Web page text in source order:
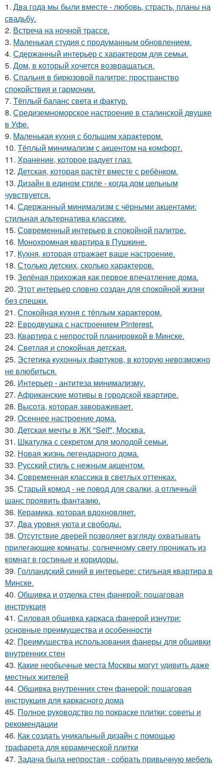
1. Два года мы были вместе - любовь, страсть, планы на
свадьбу.
2. Встреча на ночной трассе.
3. Маленькая студия с продуманным обновлением.
4. Сдержанный интерьер с характером для семьи.
5. Дом, в который хочется возвращаться.
6. Спальня в бирюзовой палитре: пространство
спокойствия и гармонии.
7. Тёплый баланс света и фактур.
8. Средиземноморское настроение в сталинской двушке
в Уфе.
9. Маленькая кухня с большим характером.
10. Тёплый минимализм с акцентом на комфорт.
11. Хранение, которое радует глаз.
12. Детская, которая растёт вместе с ребёнком.
13. Дизайн в едином стиле - когда дом цельным
чувствуется.
14. Сдержанный минимализм с чёрными акцентами:
стильная альтернатива классике.
15. Современный интерьер в спокойной палитре.
16. Монохромная квартира в Пушкине.
17. Кухня, которая отражает ваше настроение.
18. Столько детских, сколько характеров.
19. Зелёная прихожая как первое впечатление дома.
20. Этот интерьер словно создан для спокойной жизни
без спешки.
21. Спокойная кухня с тёплым характером.
22. Евродвушка с настроением Pinterest.
23. Квартира с непростой планировкой в Минске.
24. Светлая и спокойная детская.
25. Эстетика кухонных фартуков, в которую невозможно
не влюбиться.
26. Интерьер - антитеза минимализму.
27. Африканские мотивы в городской квартире.
28. Высота, которая завораживает.
29. Осеннее настроение дома.
30. Детская мечты в ЖК "Self", Москва.
31. Шкатулка с секретом для молодой семьи.
32. Новая жизнь легендарного дома.
33. Русский стиль с нежным акцентом.
34. Современная классика в светлых оттенках.
35. Старый комод - не повод для свалки, а отличный
шанс проявить фантазию.
36. Керамика, которая вдохновляет.
37. Два уровня уюта и свободы.
38. Отсутствие дверей позволяет взгляду охватывать
прилегающие комнаты, солнечному свету проникать из
комнат в гостиные и коридоры.
39. Голландский синий в интерьере: стильная квартира в
Минске.
40. Обшивка и отделка стен фанерой: пошаговая
инструкция
41. Силовая обшивка каркаса фанерой изнутри:
основные преимущества и особенности
42. Преимущества использования фанеры для обшивки
внутренних стен
43. Какие необычные места Москвы могут удивить даже
местных жителей
44. Обшивка внутренних стен фанерой: пошаговая
инструкция для каркасного дома
45. Полное руководство по покраске плитки: советы и
рекомендации
46. Как создать уникальный дизайн с помощью
трафарета для керамической плитки
47. Задача была непростая - собрать привычную мебель